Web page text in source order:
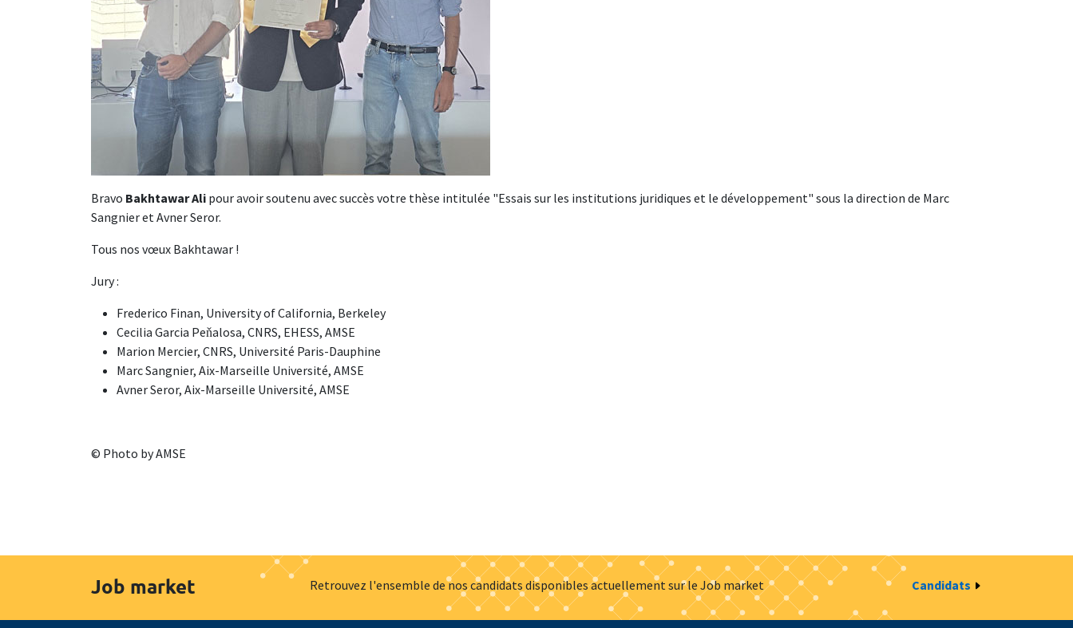
Bravo Bakhtawar Ali pour avoir soutenu avec succès votre thèse intitulée "Essais sur les institutions juridiques et le développement" sous la direction de Marc
Sangnier et Avner Seror.
Tous nos vœux Bakhtawar !
Jury :
Frederico Finan, University of California, Berkeley
Cecilia Garcia Peňalosa, CNRS, EHESS, AMSE
Marion Mercier, CNRS, Université Paris-Dauphine
Marc Sangnier, Aix-Marseille Université, AMSE
Avner Seror, Aix-Marseille Université, AMSE
© Photo by AMSE
Job market Retrouvez l'ensemble de nos candidats disponibles actuellement sur le Job market Candidats